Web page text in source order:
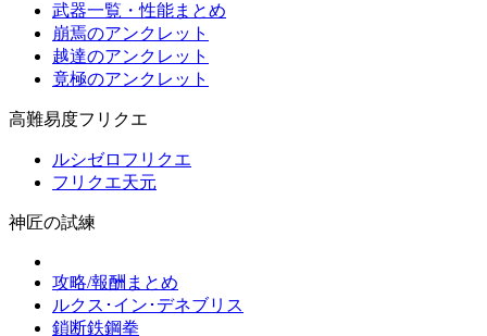
武器一覧・性能まとめ
崩焉のアンクレット
越達のアンクレット
竟極のアンクレット
高難易度フリクエ
ルシゼロフリクエ
フリクエ天元
神匠の試練
攻略/報酬まとめ
ルクス･イン･デネブリス
鎖断鉄鋼拳